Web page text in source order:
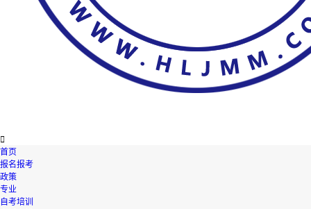

首页
报名报考
政策
专业
自考培训